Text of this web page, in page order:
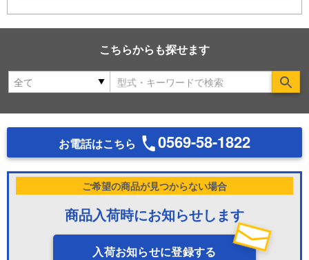
こちらからも探せます
お電話はこちら 0569-58-1822
ご希望の商品が見つからない場合
商品入荷時にお知らせします
入荷お知らせに登録する